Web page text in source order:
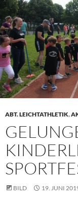
ABT. LEICHTATHLETIK,
BILD 19. JUNI